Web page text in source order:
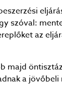
szóval:
az
majd
a